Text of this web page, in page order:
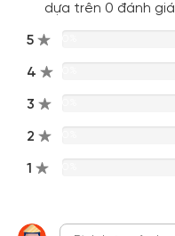
dựa trên 0 đánh giá
5
4
3
2
1